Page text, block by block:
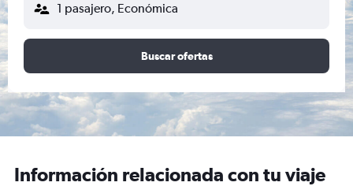
1 pasajero, Económica
Buscar ofertas
Información relacionada con tu viaje